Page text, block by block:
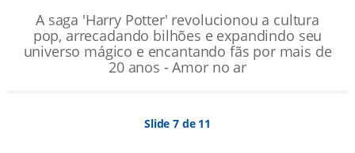
A saga 'Harry Potter' revolucionou a cultura
pop, arrecadando bilhões e expandindo seu
universo mágico e encantando fãs por mais de
20 anos - Amor no ar
Slide 7 de 11